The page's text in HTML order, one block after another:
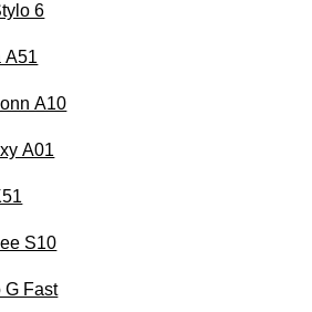
6
A51
A10
A01
S10
G Fast